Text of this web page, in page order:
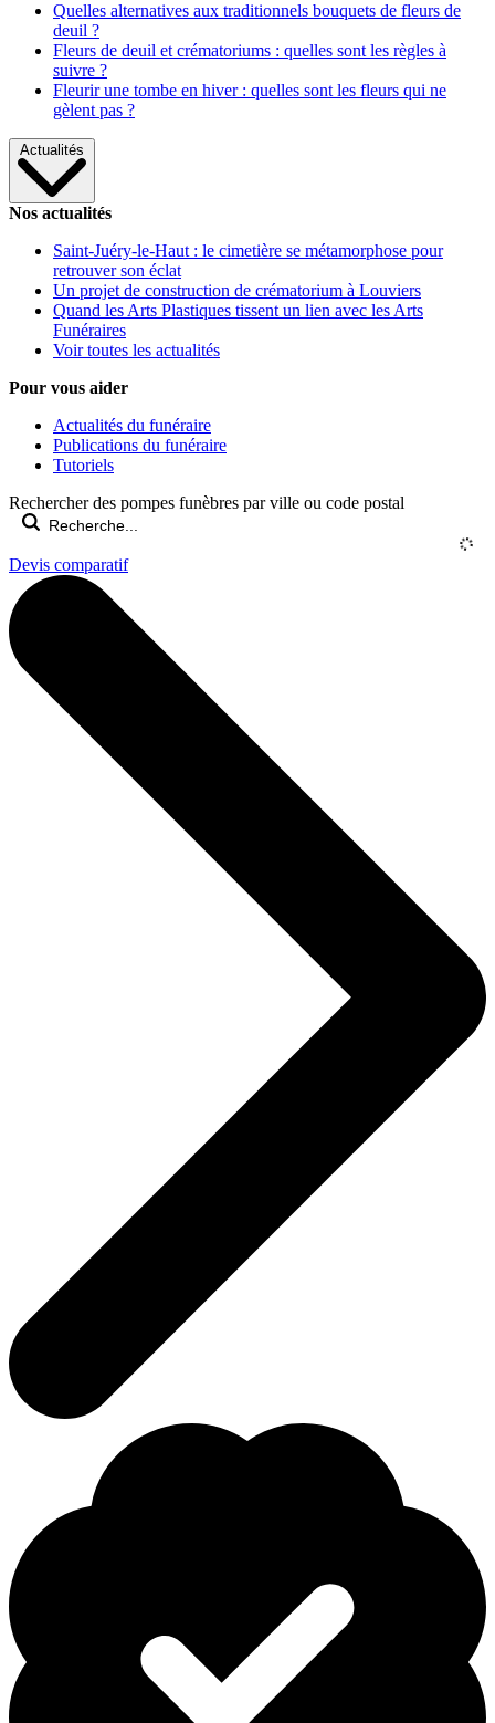
Quelles alternatives aux traditionnels bouquets de fleurs de
deuil ?
Fleurs de deuil et crématoriums : quelles sont les règles à
suivre ?
Fleurir une tombe en hiver : quelles sont les fleurs qui ne
gèlent pas ?
Actualités
Nos actualités
Saint-Juéry-le-Haut : le cimetière se métamorphose pour
retrouver son éclat
Un projet de construction de crématorium à Louviers
Quand les Arts Plastiques tissent un lien avec les Arts
Funéraires
Voir toutes les actualités
Pour vous aider
Actualités du funéraire
Publications du funéraire
Tutoriels
Rechercher des pompes funèbres par ville ou code postal
Devis comparatif